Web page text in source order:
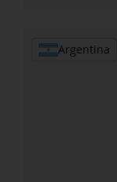
Argentina